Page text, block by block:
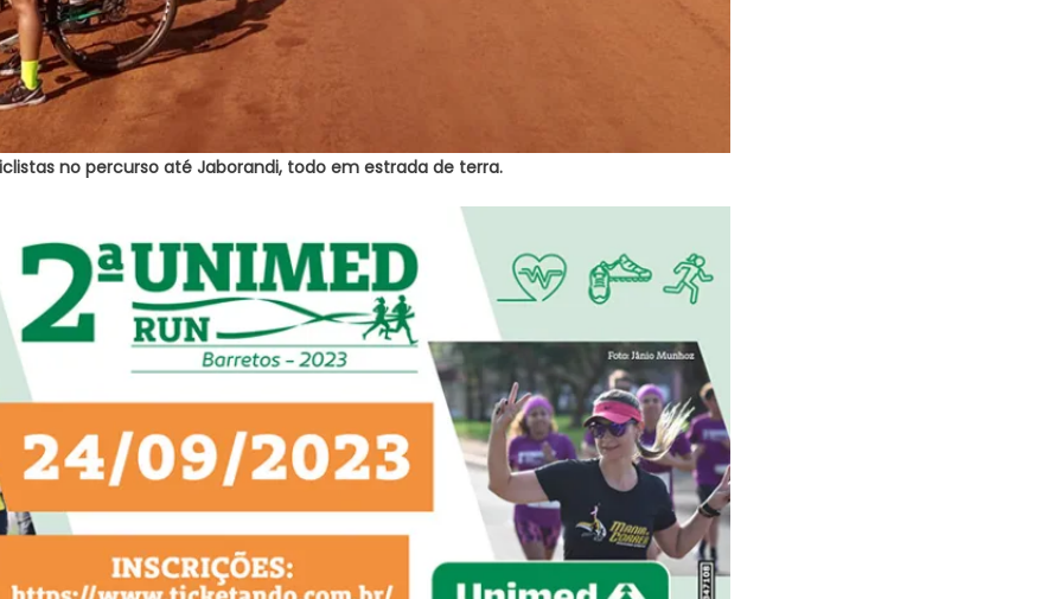
no percurso até Jaborandi, todo em estrada de terra.